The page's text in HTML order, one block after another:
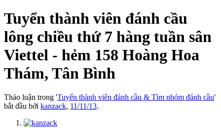
Tuyển thành viên đánh cầu
lông chiều thứ 7 hàng tuần sân
Viettel - hẻm 158 Hoàng Hoa
Thám, Tân Bình
Thảo luận trong 'Tuyển thành viên đánh cầu & Tìm nhóm đánh cầu'
bắt đầu bởi kanzack, 11/11/13.